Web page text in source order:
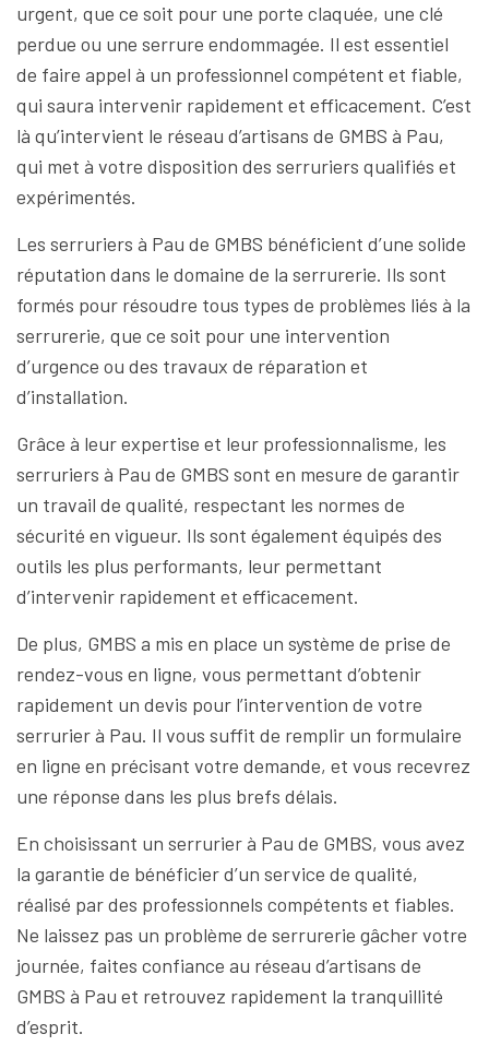
urgent, que ce soit pour une porte claquée, une clé
perdue ou une serrure endommagée. Il est essentiel
de faire appel à un professionnel compétent et fiable,
qui saura intervenir rapidement et efficacement. C’est
là qu’intervient le réseau d’artisans de GMBS à Pau,
qui met à votre disposition des serruriers qualifiés et
expérimentés.
Les serruriers à Pau de GMBS bénéficient d’une solide
réputation dans le domaine de la serrurerie. Ils sont
formés pour résoudre tous types de problèmes liés à la
serrurerie, que ce soit pour une intervention
d’urgence ou des travaux de réparation et
d’installation.
Grâce à leur expertise et leur professionnalisme, les
serruriers à Pau de GMBS sont en mesure de garantir
un travail de qualité, respectant les normes de
sécurité en vigueur. Ils sont également équipés des
outils les plus performants, leur permettant
d’intervenir rapidement et efficacement.
De plus, GMBS a mis en place un système de prise de
rendez-vous en ligne, vous permettant d’obtenir
rapidement un devis pour l’intervention de votre
serrurier à Pau. Il vous suffit de remplir un formulaire
en ligne en précisant votre demande, et vous recevrez
une réponse dans les plus brefs délais.
En choisissant un serrurier à Pau de GMBS, vous avez
la garantie de bénéficier d’un service de qualité,
réalisé par des professionnels compétents et fiables.
Ne laissez pas un problème de serrurerie gâcher votre
journée, faites confiance au réseau d’artisans de
GMBS à Pau et retrouvez rapidement la tranquillité
d’esprit.